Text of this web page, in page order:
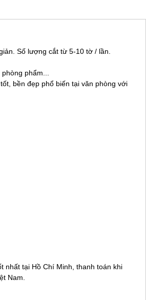
Số lượng cắt từ 5-10 tờ / lần.
phẩm...
bền đẹp phổ biến tại văn phòng với
nhất tại Hồ Chí Minh, thanh toán khi
Nam.